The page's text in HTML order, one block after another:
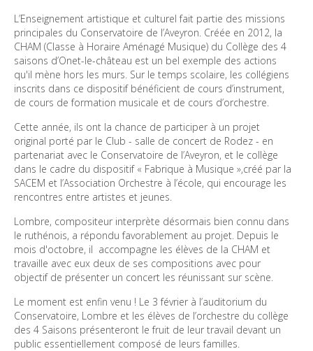
L’Enseignement artistique et culturel fait partie des missions
principales du Conservatoire de l’Aveyron. Créée en 2012, la
CHAM (Classe à Horaire Aménagé Musique) du Collège des 4
saisons d’Onet-le-château est un bel exemple des actions
qu'il mène hors les murs. Sur le temps scolaire, les collégiens
inscrits dans ce dispositif bénéficient de cours d’instrument,
de cours de formation musicale et de cours d’orchestre.
Cette année, ils ont la chance de participer à un projet
original porté par le Club - salle de concert de Rodez - en
partenariat avec le Conservatoire de l’Aveyron, et le collège
dans le cadre du dispositif « Fabrique à Musique »,créé par la
SACEM et l’Association Orchestre à l’école, qui encourage les
rencontres entre artistes et jeunes.
Lombre, compositeur interprète désormais bien connu dans
le ruthénois, a répondu favorablement au projet. Depuis le
mois d'octobre, il  accompagne les élèves de la CHAM et
travaille avec eux deux de ses compositions avec pour
objectif de présenter un concert les réunissant sur scène.
Le moment est enfin venu ! Le 3 février à l’auditorium du
Conservatoire, Lombre et les élèves de l’orchestre du collège
des 4 Saisons présenteront le fruit de leur travail devant un
public essentiellement composé de leurs familles.